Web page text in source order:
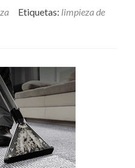
Etiquetas: limpieza de